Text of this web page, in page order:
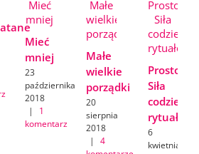
Mieć
mniej
23
października
2018
|
1
komentarz
Małe
wielkie
porządki
20
sierpnia
2018
|
4
Prostota.
Siła
rytuałów
6
kwietnia